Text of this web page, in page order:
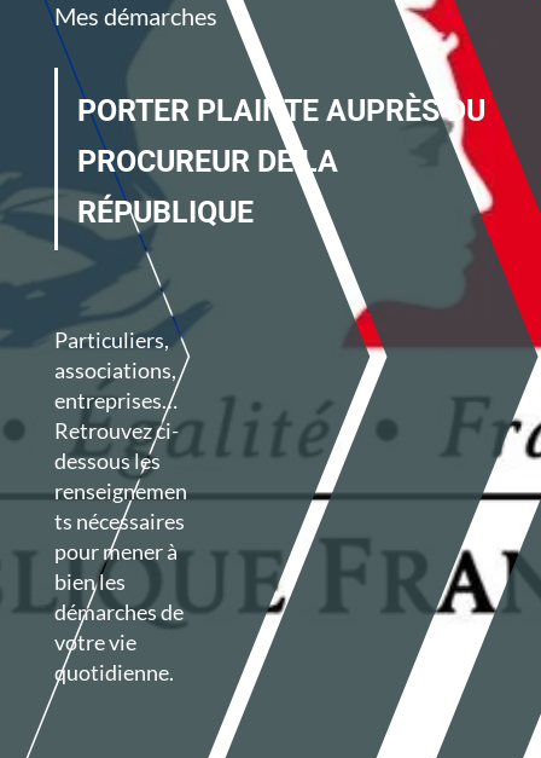
Mes démarches
PORTER PLAINTE AUPRÈS DU
PROCUREUR DE LA
RÉPUBLIQUE
Particuliers,
associations,
entreprises…
Retrouvez ci-
dessous les
renseignemen
ts nécessaires
pour mener à
bien les
démarches de
votre vie
quotidienne.